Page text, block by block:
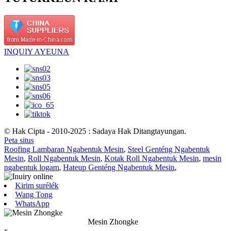
INQUIY AYEUNA
© Hak Cipta - 2010-2025 : Sadaya Hak Ditangtayungan.
Peta situs
Roofing Lambaran Ngabentuk Mesin, Steel Genténg Ngabentuk
Mesin, Roll Ngabentuk Mesin, Kotak Roll Ngabentuk Mesin, mesin
ngabentuk logam, Hateup Genténg Ngabentuk Mesin,
Kirim surélék
Wang Tong
WhatsApp
Mesin Zhongke